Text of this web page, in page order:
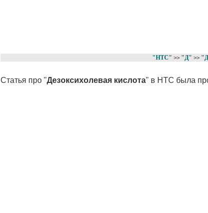
"НТС" >> "Д" >>
Статья про "Дезоксихолевая кислота" в НТС была